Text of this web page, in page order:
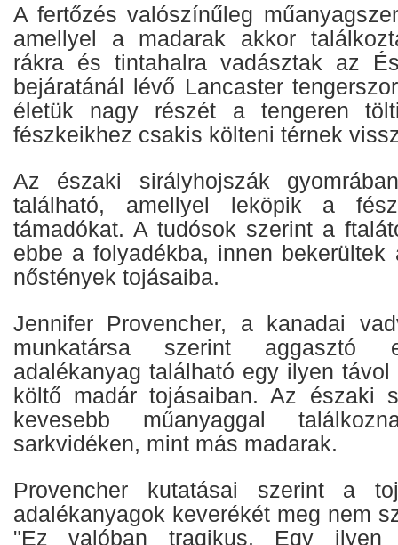
A fertőzés valószínűleg
amellyel a madarak akkor
rákra és tintahalra vadásztak az
bejáratánál lévő Lancaster
életük nagy részét a tengeren
fészkeikhez csakis költeni térnek
Az északi sirályhojszák
található, amellyel leköpik a
támadókat. A tudósok szerint a
ebbe a folyadékba, innen
nőstények tojásaiba.
Jennifer Provencher, a kanadai
munkatársa szerint aggasztó
adalékanyag található egy ilyen
költő madár tojásaiban. Az északi
kevesebb műanyaggal
sarkvidéken, mint más madarak.
Provencher kutatásai szerint a
adalékanyagok keverékét meg nem
"Ez valóban tragikus. Egy ilyen